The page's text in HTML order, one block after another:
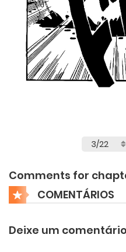
Comments for
COMENTÁRIOS
Deixe um comentário